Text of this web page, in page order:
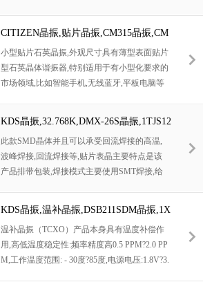
度曲线要求,金属外壳的石英晶振使得产品在封
装时能发挥比陶瓷晶振外壳更好的耐冲击性能.
CITIZEN晶振,贴片晶振,CM315晶振,CM
315D32768DZYT晶振
小型贴片石英晶振,外观尺寸具有薄型表面贴片
型石英晶体谐振器,特别适用于有小型化要求的
市场领域,比如智能手机,无线蓝牙,平板电脑等
KDS晶振,32.768K,DMX-26S晶振,1TJS12
5BJ4A421P晶振
此款SMD晶体并且可以承受回流焊接的高温,
波峰焊接,回流焊接等,贴片表晶主要特点是该
产品排带包装,焊接模式主要使用SMT焊接,给
KDS晶振,温补晶振,DSB211SDM晶振,1X
XD26000JHC晶振
温补晶振（TCXO）产品本身具有温度补偿作
用,高低温度稳定性:频率精度高0.5 PPM?2.0 PP
M,工作温度范围: - 30度?85度,电源电压:1.8V?3.